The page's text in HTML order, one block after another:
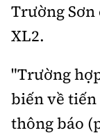
Trường
XL2.
"Trường
biến về tiến
thông báo